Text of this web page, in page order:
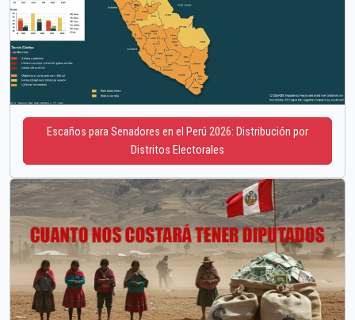
Escaños para Senadores en el Perú 2026: Distribución por
Distritos Electorales